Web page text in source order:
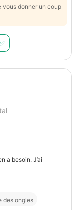
vous donner un coup
a besoin. J’ai
des ongles